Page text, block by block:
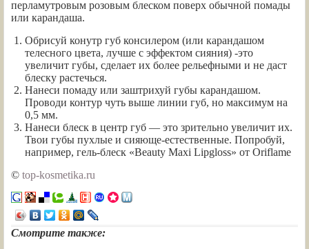
перламутровым розовым блеском поверх обычной помады
или карандаша.
Обрисуй конутр губ консилером (или карандашом
телесного цвета, лучше с эффектом сияния) -это
увеличит губы, сделает их более рельефными и не даст
блеску растечься.
Нанеси помаду или заштрихуй губы карандашом.
Проводи контур чуть выше линии губ, но максимум на
0,5 мм.
Нанеси блеск в центр губ — это зрительно увеличит их.
Твои губы пухлые и сияюще-естественные. Попробуй,
например, гель-блеск «Beauty Maxi Lipgloss» от Oriflame
© top-kosmetika.ru
Смотрите также: